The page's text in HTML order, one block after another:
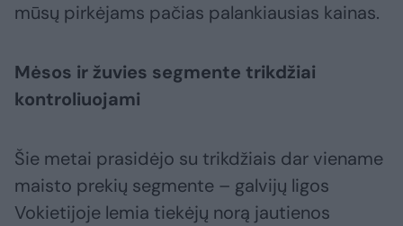
mūsų pirkėjams pačias palankiausias kainas.
Mėsos ir žuvies segmente trikdžiai
kontroliuojami
Šie metai prasidėjo su trikdžiais dar viename
maisto prekių segmente – galvijų ligos
Vokietijoje lemia tiekėjų norą jautienos